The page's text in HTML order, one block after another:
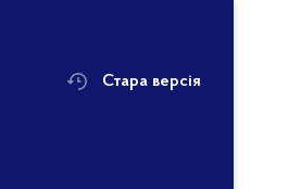
Стара версія